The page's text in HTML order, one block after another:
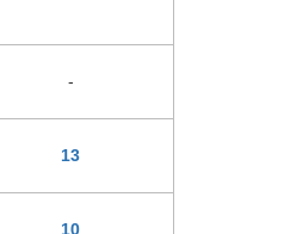
-
13
10